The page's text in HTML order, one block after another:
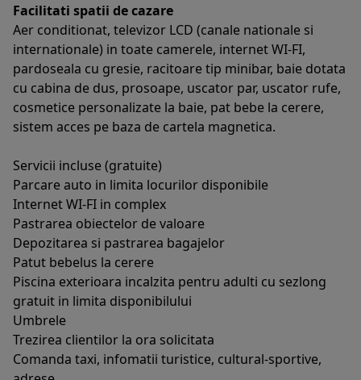
Facilitati spatii de cazare
Aer conditionat, televizor LCD (canale nationale si
internationale) in toate camerele, internet WI-FI,
pardoseala cu gresie, racitoare tip minibar, baie dotata
cu cabina de dus, prosoape, uscator par, uscator rufe,
cosmetice personalizate la baie, pat bebe la cerere,
sistem acces pe baza de cartela magnetica.
Servicii incluse (gratuite)
Parcare auto in limita locurilor disponibile
Internet WI-FI in complex
Pastrarea obiectelor de valoare
Depozitarea si pastrarea bagajelor
Patut bebelus la cerere
Piscina exterioara incalzita pentru adulti cu sezlong
gratuit in limita disponibilului
Umbrele
Trezirea clientilor la ora solicitata
Comanda taxi, infomatii turistice, cultural-sportive,